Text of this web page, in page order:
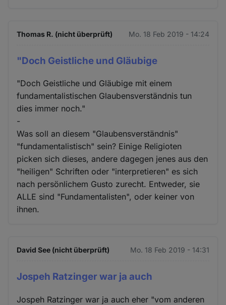
Thomas R. (nicht überprüft) Mo. 18 Feb 2019 - 14:24
"Doch Geistliche und Gläubige
"Doch Geistliche und Gläubige mit einem
fundamentalistischen Glaubensverständnis tun
dies immer noch."
-
Was soll an diesem "Glaubensverständnis"
"fundamentalistisch" sein? Einige Religioten
picken sich dieses, andere dagegen jenes aus den
"heiligen" Schriften oder "interpretieren" es sich
nach persönlichem Gusto zurecht. Entweder, sie
ALLE sind "Fundamentalisten", oder keiner von
ihnen.
David See (nicht überprüft) Mo. 18 Feb 2019 - 14:31
Jospeh Ratzinger war ja auch
Jospeh Ratzinger war ja auch eher "vom anderen